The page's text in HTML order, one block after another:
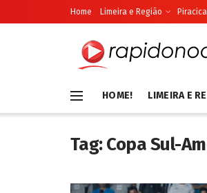
Home Limeira e Região
HOME! LIMEIRA E
Tag:Copa Sul-